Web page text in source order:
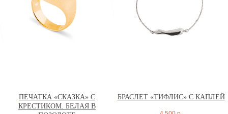
ПЕЧАТКА «СКАЗКА» С
КРЕСТИКОМ. БЕЛАЯ В
БРАСЛЕТ «ТИФЛИС» С КАПЛЕЙ